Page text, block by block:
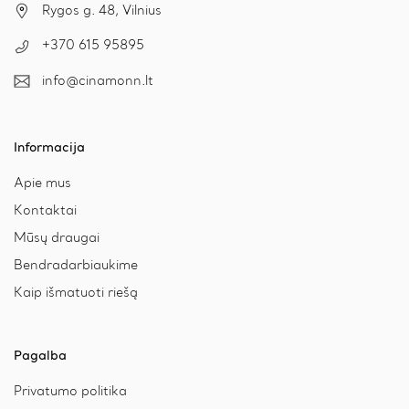
Rygos g. 48, Vilnius
+370 615 95895
info@cinamonn.lt
Informacija
Apie mus
Kontaktai
Mūsų draugai
Bendradarbiaukime
Kaip išmatuoti riešą
Pagalba
Privatumo politika